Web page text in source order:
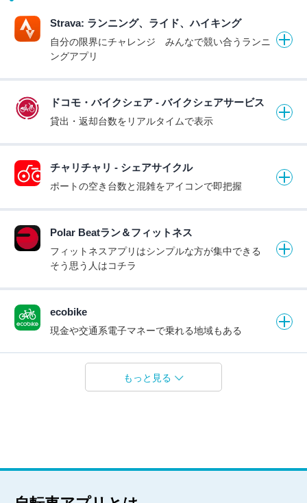
Strava: ランニング、ライド、ハイキング
自分の限界にチャレンジ みんなで競い合うランニ
ングアプリ
ドコモ・バイクシェア - バイクシェアサービス
貸出・返却台数をリアルタイムで表示
チャリチャリ - シェアサイクル
ポートの空き台数と混雑をアイコンで即把握
Polar Beatラン＆フィットネス
フィットネスアプリはシンプルな方が集中できる
そう思う人はコチラ
ecobike
現金や交通系電子マネーで乗れる地域もある
もっと見る